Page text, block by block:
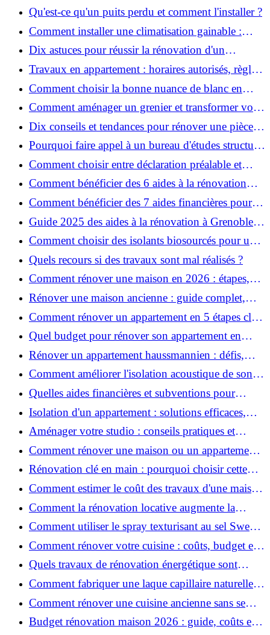
Qu'est-ce qu'un puits perdu et comment l'installer ?
Comment installer une climatisation gainable :
coût, étapes et conseils ?
Dix astuces pour réussir la rénovation d'un
appartement
Travaux en appartement : horaires autorisés, règles
et bonnes pratiques
Comment choisir la bonne nuance de blanc en
décoration et éviter les pièges ?
Comment aménager un grenier et transformer vos
combles en espace habitable ?
Dix conseils et tendances pour rénover une pièce
de la maison
Pourquoi faire appel à un bureau d'études structure
pour garantir la sécurité de vos rénovations ?
Comment choisir entre déclaration préalable et
permis de construire pour vos travaux ?
Comment bénéficier des 6 aides à la rénovation
énergétique à Grenoble ?
Comment bénéficier des 7 aides financières pour la
rénovation énergétique à Voiron ?
Guide 2025 des aides à la rénovation à Grenoble et
Voiron : MaPrimeRénov’, CEE, aides locales
Comment choisir des isolants biosourcés pour une
rénovation écologique ?
Quels recours si des travaux sont mal réalisés ?
Comment rénover une maison en 2026 : étapes,
coûts et conseils ?
Rénover une maison ancienne : guide complet,
étapes, budget et astuces
Comment rénover un appartement en 5 étapes clés
?
Quel budget pour rénover son appartement en
2026 ?
Rénover un appartement haussmannien : défis,
conseils pratiques et estimation des prix
Comment améliorer l'isolation acoustique de son
appartement ?
Quelles aides financières et subventions pour
rénover votre appartement en 2026 ?
Isolation d'un appartement : solutions efficaces,
prix et conseils
Aménager votre studio : conseils pratiques et
erreurs à éviter
Comment rénover une maison ou un appartement
avec 50 000 € : budget, étapes et astuces ?
Rénovation clé en main : pourquoi choisir cette
solution et à quoi faire attention ?
Comment estimer le coût des travaux d'une maison
?
Comment la rénovation locative augmente la
rentabilité de votre parc immobilier ?
Comment utiliser le spray texturisant au sel Sweet
Salt pour des cheveux effet plage ?
Comment rénover votre cuisine : coûts, budget et
astuces bois ?
Quels travaux de rénovation énergétique sont
éligibles à MaPrimeRénov' ?
Comment fabriquer une laque capillaire naturelle
maison ?
Comment rénover une cuisine ancienne sans se
ruiner ?
Budget rénovation maison 2026 : guide, coûts et